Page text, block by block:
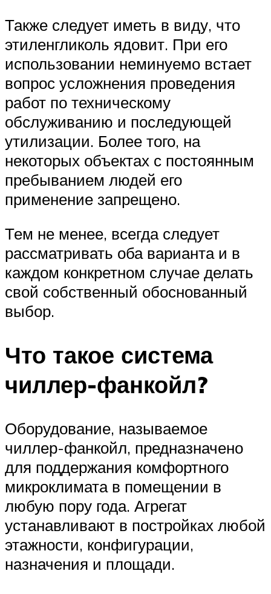
Также следует иметь в виду, что
этиленгликоль ядовит. При его
использовании неминуемо встает
вопрос усложнения проведения
работ по техническому
обслуживанию и последующей
утилизации. Более того, на
некоторых объектах с постоянным
пребыванием людей его
применение запрещено.
Тем не менее, всегда следует
рассматривать оба варианта и в
каждом конкретном случае делать
свой собственный обоснованный
выбор.
Что такое система
чиллер-фанкойл?
Оборудование, называемое
чиллер-фанкойл, предназначено
для поддержания комфортного
микроклимата в помещении в
любую пору года. Агрегат
устанавливают в постройках любой
этажности, конфигурации,
назначения и площади.